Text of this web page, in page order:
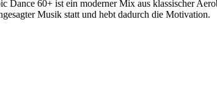
60+ ist ein moderner Mix aus klassischer
Musik statt und hebt dadurch die Motivation.